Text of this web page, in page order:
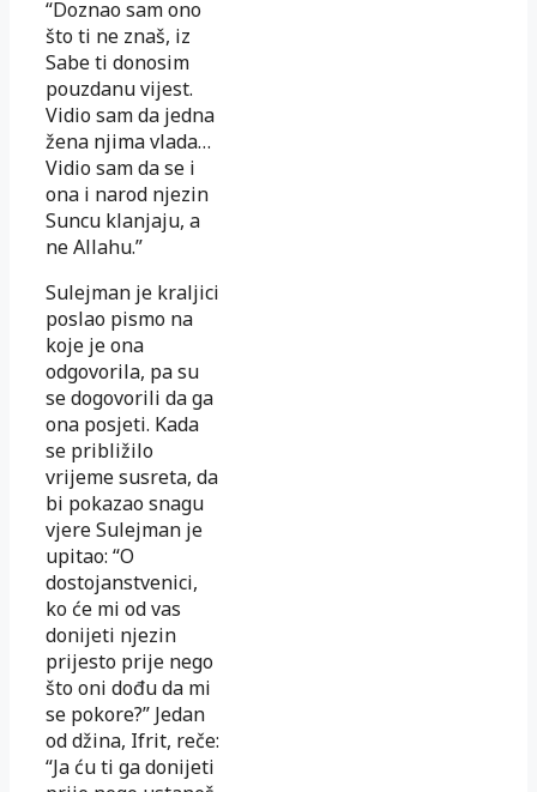
“Doznao sam ono
što ti ne znaš, iz
Sabe ti donosim
pouzdanu vijest.
Vidio sam da jedna
žena njima vlada…
Vidio sam da se i
ona i narod njezin
Suncu klanjaju, a
ne Allahu.”
Sulejman je kraljici
poslao pismo na
koje je ona
odgovorila, pa su
se dogovorili da ga
ona posjeti. Kada
se približilo
vrijeme susreta, da
bi po­kazao snagu
vjere Sulejman je
upitao: “O
dostojanstvenici,
ko će mi od vas
donijeti njezin
prijesto prije nego
što oni dođu da mi
se pokore?” Jedan
od džina, Ifrit, reče:
“Ja ću ti ga donijeti